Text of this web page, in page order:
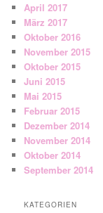
April 2017
März 2017
Oktober 2016
November 2015
Oktober 2015
Juni 2015
Mai 2015
Februar 2015
Dezember 2014
November 2014
Oktober 2014
September 2014
KATEGORIEN